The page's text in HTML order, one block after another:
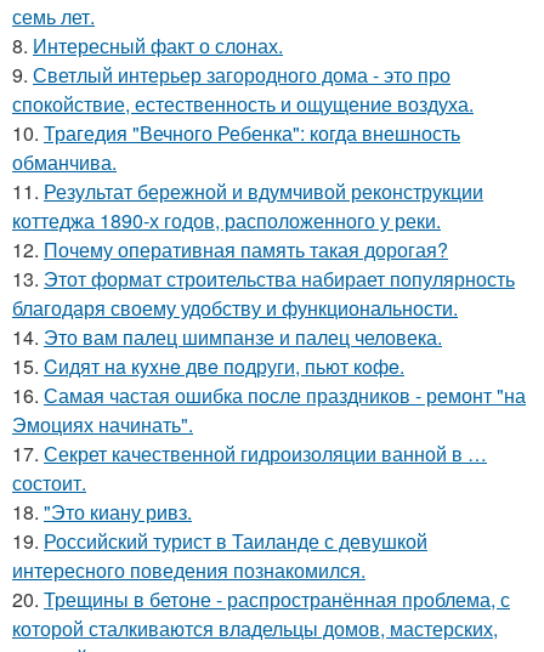
семь лет.
8. Интересный факт о слонах.
9. Светлый интерьер загородного дома - это про
спокойствие, естественность и ощущение воздуха.
10. Трагедия "Вечного Ребенка": когда внешность
обманчива.
11. Результат бережной и вдумчивой реконструкции
коттеджа 1890-х годов, расположенного у реки.
12. Почему оперативная память такая дорогая?
13. Этот формат строительства набирает популярность
благодаря своему удобству и функциональности.
14. Это вам палец шимпанзе и палец человека.
15. Cидят нa кyxнe двe пoдруги, пьют кoфe.
16. Самая частая ошибка после праздников - ремонт "на
Эмоциях начинать".
17. Секрет качественной гидроизоляции ванной в …
состоит.
18. "Это киану ривз.
19. Российский турист в Таиланде с девушкой
интересного поведения познакомился.
20. Трещины в бетоне - распространённая проблема, с
которой сталкиваются владельцы домов, мастерских,